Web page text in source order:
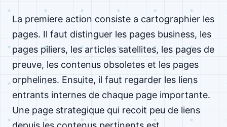
La premiere action consiste a cartographier les
pages. Il faut distinguer les pages business, les
pages piliers, les articles satellites, les pages de
preuve, les contenus obsoletes et les pages
orphelines. Ensuite, il faut regarder les liens
entrants internes de chaque page importante.
Une page strategique qui recoit peu de liens